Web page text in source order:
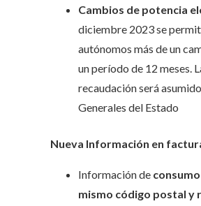
Cambios de potencia
diciembre 2023 se
autónomos más de un
un período de 12 meses.
recaudación será
Generales del Estado
Nueva Información en
Información de
mismo código postal y